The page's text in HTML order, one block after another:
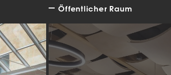
Öffentlicher Raum